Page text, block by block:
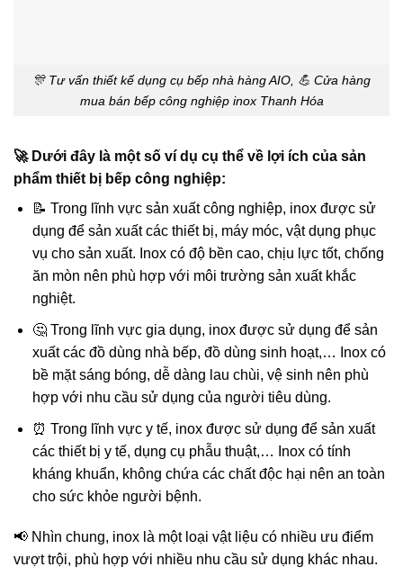
🎊 Tư vấn thiết kế dụng cụ bếp nhà hàng AIO, 💪 Cửa hàng
mua bán bếp công nghiệp inox Thanh Hóa
🚀 Dưới đây là một số ví dụ cụ thể về lợi ích của sản
phẩm thiết bị bếp công nghiệp:
📝 Trong lĩnh vực sản xuất công nghiệp, inox được sử
dụng để sản xuất các thiết bị, máy móc, vật dụng phục
vụ cho sản xuất. Inox có độ bền cao, chịu lực tốt, chống
ăn mòn nên phù hợp với môi trường sản xuất khắc
nghiệt.
🤔 Trong lĩnh vực gia dụng, inox được sử dụng để sản
xuất các đồ dùng nhà bếp, đồ dùng sinh hoạt,… Inox có
bề mặt sáng bóng, dễ dàng lau chùi, vệ sinh nên phù
hợp với nhu cầu sử dụng của người tiêu dùng.
⏰ Trong lĩnh vực y tế, inox được sử dụng để sản xuất
các thiết bị y tế, dụng cụ phẫu thuật,… Inox có tính
kháng khuẩn, không chứa các chất độc hại nên an toàn
cho sức khỏe người bệnh.
📢 Nhìn chung, inox là một loại vật liệu có nhiều ưu điểm
vượt trội, phù hợp với nhiều nhu cầu sử dụng khác nhau.